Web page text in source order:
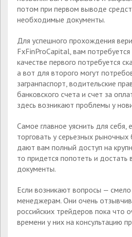
потом при первом выводе
необходимые документы.
Для успешного прохождения
FxFinProCapital, вам
качестве первого потребуется
а вот для второго могут
загранпаспорт, водительские
банковского счета и счет за
здесь возникают проблемы у
Самое главное уяснить для себя,
торговать у серьезных
дают вам полный доступ на
то придется попотеть и
документы.
Если возникают вопросы —
менеджерам. Они очень
российских трейдеров пока что
времени у них на консультацию